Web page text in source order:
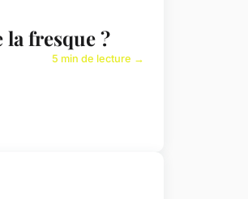
la fresque ?
5 min de lecture →